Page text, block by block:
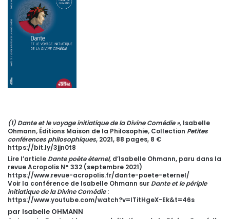
(1) Dante et le voyage initiatique de la Divine Comédie », Isabelle
Ohmann, Éditions Maison de la Philosophie, Collection Petites
conférences philosophiques, 2021, 88 pages, 8 €
https://bit.ly/3jjn0t8
Lire l’article Dante poète éternel, d’Isabelle Ohmann, paru dans la
revue Acropolis N° 332 (septembre 2021)
https://www.revue-acropolis.fr/dante-poete-eternel/
Voir la conférence de Isabelle Ohmann sur Dante et le périple
initiatique de la Divine Comédie:
https://www.youtube.com/watch?v=ITitHgeX-Ek&t=46s
par Isabelle OHMANN